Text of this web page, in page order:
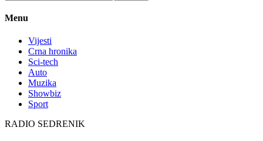
Menu
Vijesti
Crna hronika
Sci-tech
Auto
Muzika
Showbiz
Sport
RADIO SEDRENIK